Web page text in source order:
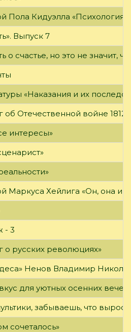
Пола Кидуэлла «Психология
Выпуск 7
о счастье, но это не значит,
«Наказания и их
об Отечественной войне 1812
интересы»
Маркуса Хейлига «Он, она и
- 3
о русских революциях»
Ненов Владимир
для уютных осенних
забываешь, что вырос»
сочеталось»